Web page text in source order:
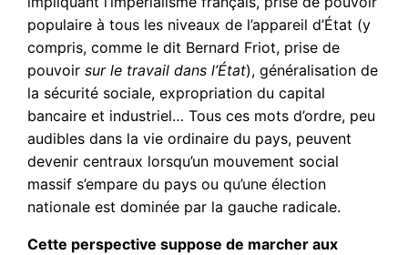
populaire à tous les niveaux de l’appareil d’État (y
compris, comme le dit Bernard Friot, prise de
pouvoirsur le travail dans l’État), généralisation de
la sécurité sociale, expropriation du capital
bancaire et industriel… Tous ces mots d’ordre, peu
audibles dans la vie ordinaire du pays, peuvent
devenir centraux lorsqu’un mouvement social
massif s’empare du pays ou qu’une élection
nationale est dominée par la gauche radicale.
Cette perspective suppose de marcher aux